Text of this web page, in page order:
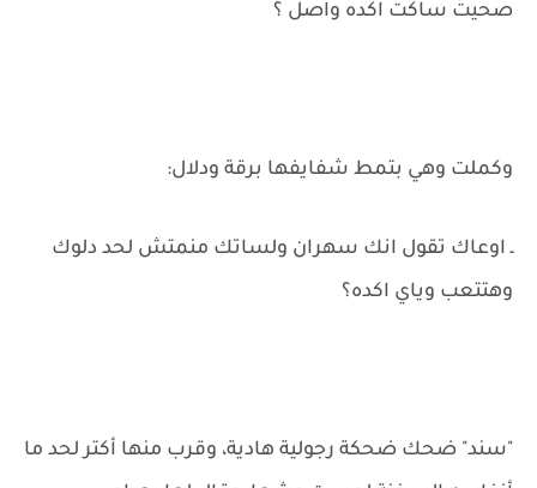
صحيت ساكت اكده واصل ؟
وكملت وهي بتمط شفايفها برقة ودلال:
ـ اوعاك تقول انك سهران ولساتك منمتش لحد دلوك
وهتتعب وياي اكده؟
"سند" ضحك ضحكة رجولية هادية، وقرب منها أكتر لحد ما